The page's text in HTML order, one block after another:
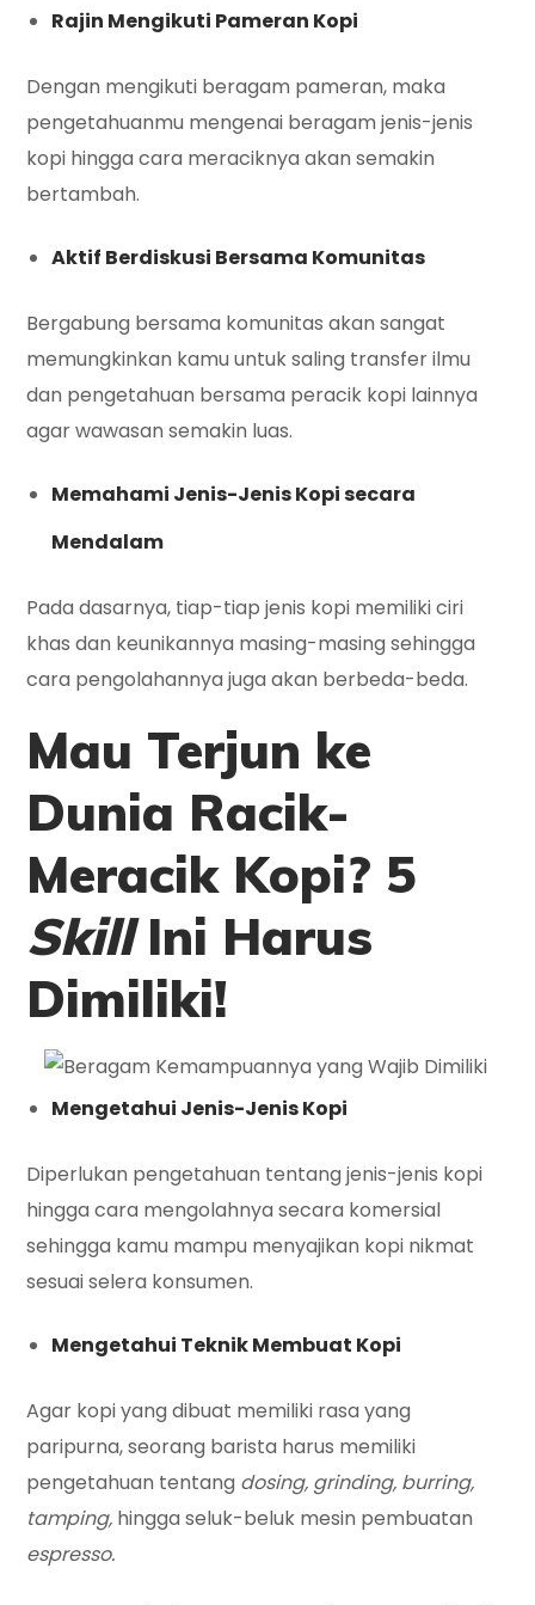
Rajin Mengikuti Pameran Kopi
Dengan mengikuti beragam pameran, maka
pengetahuanmu mengenai beragam jenis-jenis
kopi hingga cara meraciknya akan semakin
bertambah.
Aktif Berdiskusi Bersama Komunitas
Bergabung bersama komunitas akan sangat
memungkinkan kamu untuk saling transfer ilmu
dan pengetahuan bersama peracik kopi lainnya
agar wawasan semakin luas.
Memahami Jenis-Jenis Kopi secara
Mendalam
Pada dasarnya, tiap-tiap jenis kopi memiliki ciri
khas dan keunikannya masing-masing sehingga
cara pengolahannya juga akan berbeda-beda.
Mau Terjun ke
Dunia Racik-
Meracik Kopi? 5
SkillIni Harus
Dimiliki!
Mengetahui Jenis-Jenis Kopi
Diperlukan pengetahuan tentang jenis-jenis kopi
hingga cara mengolahnya secara komersial
sehingga kamu mampu menyajikan kopi nikmat
sesuai selera konsumen.
Mengetahui Teknik Membuat Kopi
Agar kopi yang dibuat memiliki rasa yang
paripurna, seorang barista harus memiliki
pengetahuan tentang dosing, grinding, burring,
tamping, hingga seluk-beluk mesin pembuatan
espresso.